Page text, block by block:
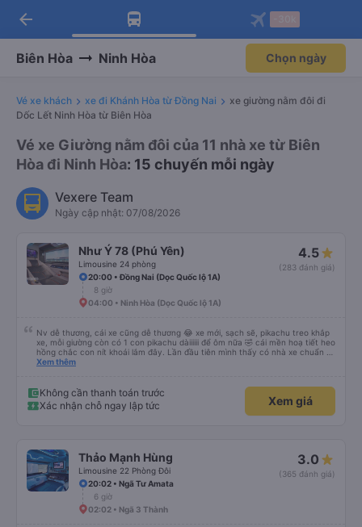
Tải app Vexere ngay!
Nhận ưu đãi thành viên độc
Mở app
Tải app Vexere
-30k/ghế khi đặt vé máy bay qua
Mở app
arrow_back
Biên Hòa Ninh Hòa Chọn ngày
Vé xe khách xe đi Khánh Hòa từ Đồng Nai
xe giường nằm đôi đi
Dốc Lết Ninh Hòa từ Biên Hòa
Vé xe Giường nằm đôi của 11 nhà xe từ Biên
Hòa đi Ninh Hòa: 15 chuyến mỗi ngày
Vexere Team
Ngày cập nhật: 07/08/2026
Như Ý 78 (Phú Yên)
Limousine 24 phòng
4.5
(283 đánh giá)
20:00 • Đồng Nai (Dọc Quốc lộ 1A)
8 giờ
04:00 • Ninh Hòa (Dọc Quốc lộ 1A)
Nv dễ thương, cái xe cũng dễ thương 😂 xe mới, sạch sẽ, pikachu treo khắp
xe, mỗi giường còn có 1 con pikachu dàiiiiii để ôm nữa 🤣 cái mền hoạ tiết heo
hồng chắc con nít khoái lắm đây. Lần đầu tiên mình thấy có nhà xe chuẩn bị
cả bàn chải đánh răng. Có 2 ông bà cụ lên xe còn được nv dẫn tới tận nơi để
Xem thêm
Không cần thanh toán trước
Xác nhận chỗ ngay lập tức
Xem giá
Thảo Mạnh Hùng
Limousine 22 Phòng Đôi
3.0
(365 đánh giá)
20:02 • Ngã Tư Amata
6 giờ
02:02 • Ngã 3 Thành